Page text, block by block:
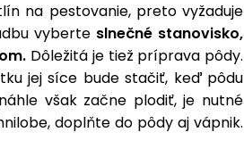
na pestovanie, preto vyžaduje
vyberte slnečné stanovisko,
Dôležitá je tiež príprava pôdy.
jej síce bude stačiť, keď pôdu
však začne plodiť, je nutné
doplňte do pôdy aj vápnik.